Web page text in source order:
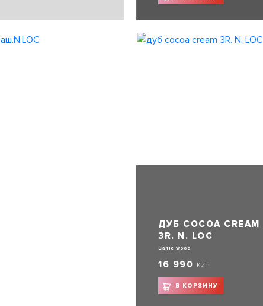
ДУБ СОСОA CREAM
3R. N. LOC
Baltic Wood
16 990 KZT
В КОРЗИНУ